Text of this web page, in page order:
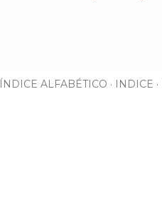
ÍNDICE ALFABÉTICO INDICE